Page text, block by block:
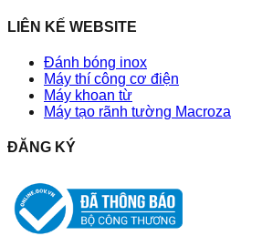
LIÊN KẾ WEBSITE
Đánh bóng inox
Máy thí công cơ điện
Máy khoan từ
Máy tạo rãnh tường Macroza
ĐĂNG KÝ